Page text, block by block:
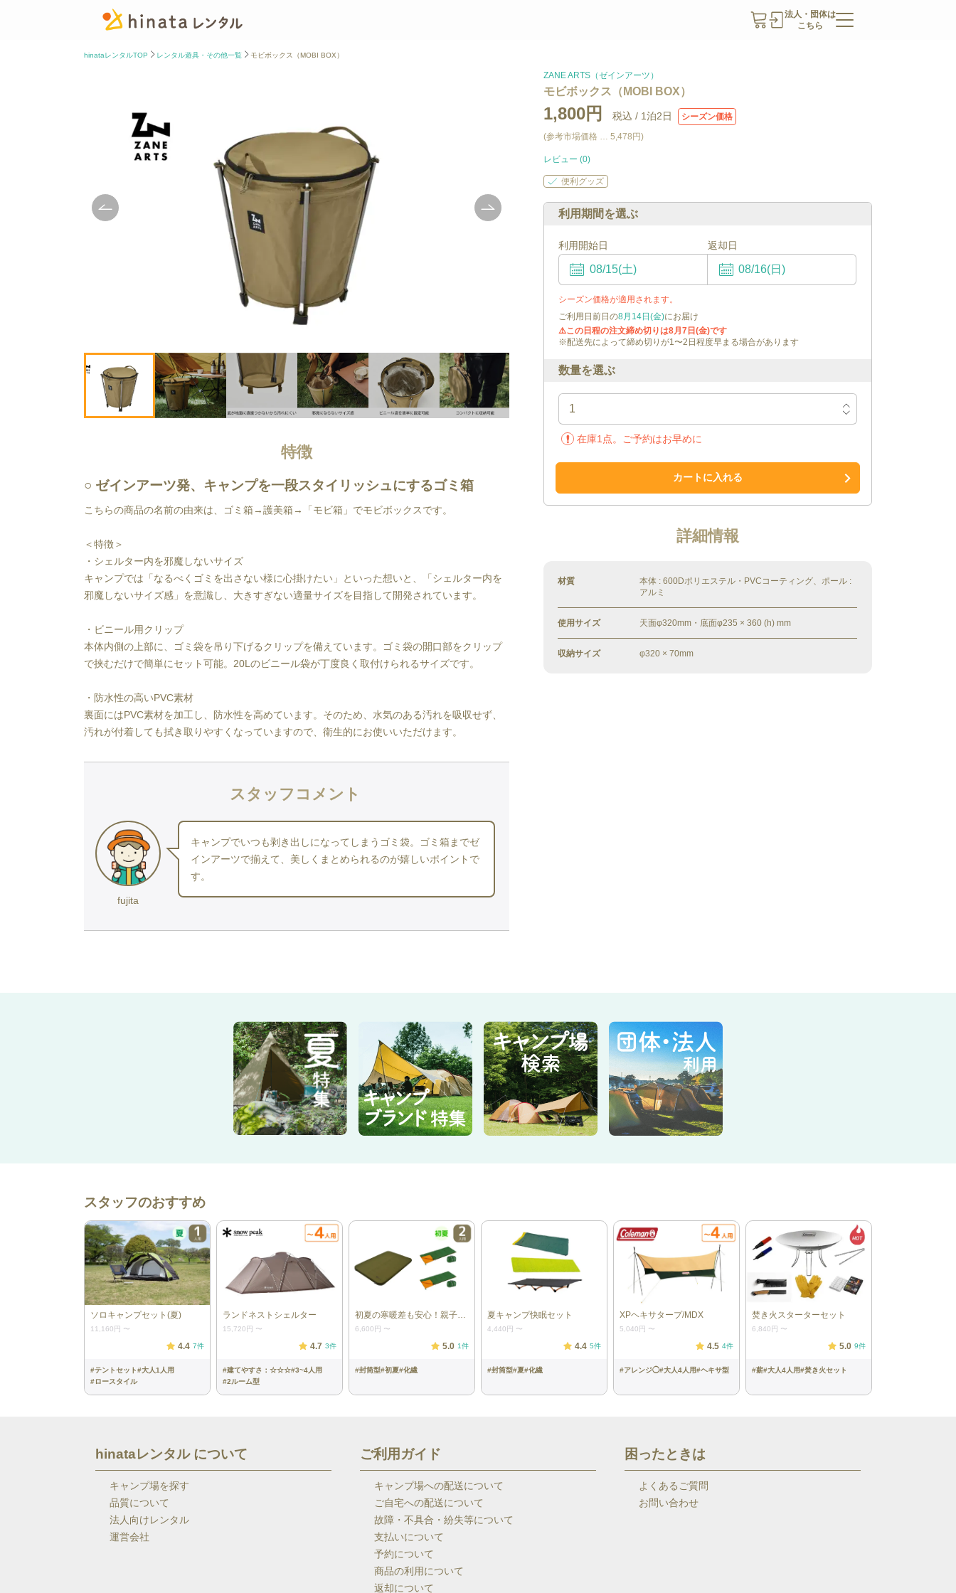
法人・団体は
こちら
hinataレンタルTOP レンタル遊具・その他一覧 モビボックス（MOBI BOX）
特徴
ゼインアーツ発、キャンプを一段スタイリッシュにするゴミ箱
こちらの商品の名前の由来は、ゴミ箱→護美箱→「モビ箱」でモビボックスです。
＜特徴＞
・シェルター内を邪魔しないサイズ
キャンプでは「なるべくゴミを出さない様に心掛けたい」といった想いと、「シェルター内を
邪魔しないサイズ感」を意識し、大きすぎない適量サイズを目指して開発されています。
・ビニール用クリップ
本体内側の上部に、ゴミ袋を吊り下げるクリップを備えています。ゴミ袋の開口部をクリップ
で挟むだけで簡単にセット可能。20Lのビニール袋が丁度良く取付けられるサイズです。
・防水性の高いPVC素材
裏面にはPVC素材を加工し、防水性を高めています。そのため、水気のある汚れを吸収せず、
汚れが付着しても拭き取りやすくなっていますので、衛生的にお使いいただけます。
スタッフコメント
fujita
キャンプでいつも剥き出しになってしまうゴミ袋。ゴミ箱までゼ
インアーツで揃えて、美しくまとめられるのが嬉しいポイントで
す。
ZANE ARTS（ゼインアーツ）
モビボックス（MOBI BOX）
1,800円 税込 / 1泊2日
シーズン価格
(参考市場価格 …5,478円)
レビュー (0)
便利グッズ
利用期間を選ぶ
利用開始日 返却日
シーズン価格が適用されます。
ご利用日前日の8月14日(金)にお届け
⚠️この日程の注文締め切りは8月7日(金)です
※配送先によって締め切りが1〜2日程度早まる場合があります
数量を選ぶ
在庫1 点。ご予約はお早めに
カートに入れる
詳細情報
材質
本体 : 600Dポリエステル・PVCコーティング、ポール :
アルミ
使用サイズ 天面φ320mm・底面φ235 × 360 (h) mm
収納サイズ φ320 × 70mm
スタッフのおすすめ
ソロキャンプセット(夏)
11,160円 〜
4.4 7件
#テントセット#大人1人用
#ロースタイル
ランドネストシェルター
15,720円 〜
4.7 3件
#建てやすさ：☆☆☆#3~4人用
#2ルーム型
6,600円 〜
5.0 1件
#封筒型#初夏#化繊
夏キャンプ快眠セット
4,440円 〜
4.4 5件
#封筒型#夏#化繊
XPヘキサタープ/MDX
5,040円 〜
4.5 4件
#アレンジ◯#大人4人用#ヘキサ型
焚き火スターターセット
6,840円 〜
5.0 9件
#薪#大人4人用#焚き火セット
hinataレンタル について
キャンプ場を探す
品質について
法人向けレンタル
運営会社
ご利用ガイド
キャンプ場への配送について
ご自宅への配送について
故障・不具合・紛失等について
支払いについて
予約について
商品の利用について
返却について
困ったときは
よくあるご質問
お問い合わせ